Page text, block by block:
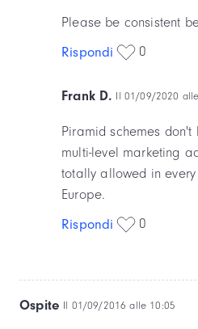
Please be consistent
Rispondi
0
Frank D. Il 01/09/2020
Piramid schemes
multi-level marketing
totally allowed in
Europe.
Rispondi
0
Ospite Il 01/09/2016 alle 10:05